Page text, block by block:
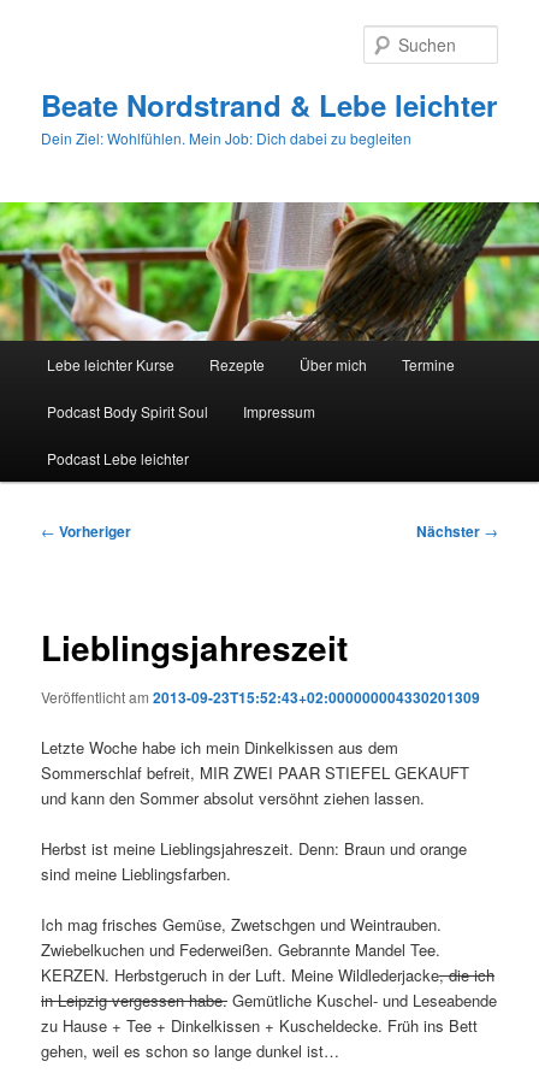
Beate Nordstrand & Lebe leichter
Dein Ziel: Wohlfühlen. Mein Job: Dich dabei zu begleiten
Lebe leichter Kurse Rezepte Über mich Termine
Podcast Body Spirit Soul Impressum
Podcast Lebe leichter
Beitragsnavigation
← Vorheriger Nächster →
Lieblingsjahreszeit
Veröffentlicht am2013-09-23T15:52:43+02:000000004330201309
Letzte Woche habe ich mein Dinkelkissen aus dem
Sommerschlaf befreit, MIR ZWEI PAAR STIEFEL GEKAUFT
und kann den Sommer absolut versöhnt ziehen lassen.
Herbst ist meine Lieblingsjahreszeit. Denn: Braun und orange
sind meine Lieblingsfarben.
Ich mag frisches Gemüse, Zwetschgen und Weintrauben.
Zwiebelkuchen und Federweißen. Gebrannte Mandel Tee.
KERZEN. Herbstgeruch in der Luft. Meine Wildlederjacke, die ich
in Leipzig vergessen habe. Gemütliche Kuschel- und Leseabende
zu Hause + Tee + Dinkelkissen + Kuscheldecke. Früh ins Bett
gehen, weil es schon so lange dunkel ist…